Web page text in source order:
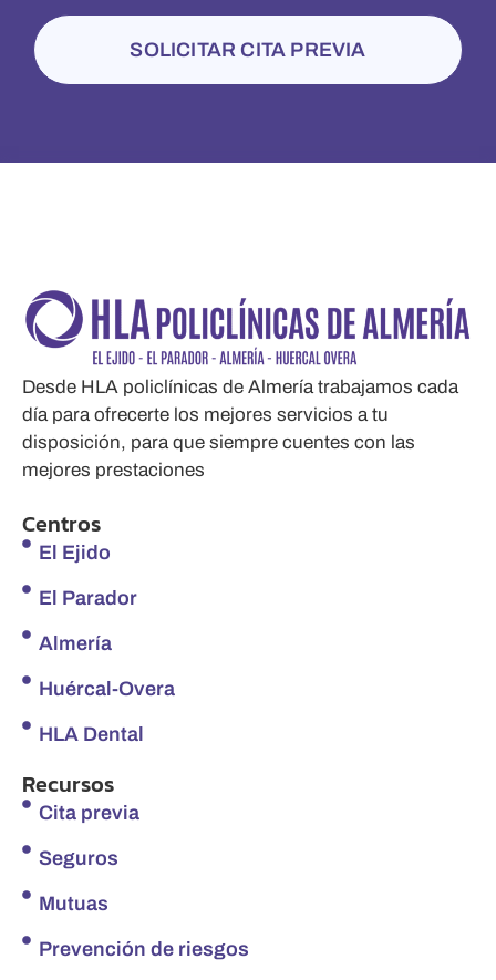
SOLICITAR CITA PREVIA
Desde HLA policlínicas de Almería trabajamos cada
día para ofrecerte los mejores servicios a tu
disposición, para que siempre cuentes con las
mejores prestaciones
Centros
El Ejido
El Parador
Almería
Huércal-Overa
HLA Dental
Recursos
Cita previa
Seguros
Mutuas
Prevención de riesgos